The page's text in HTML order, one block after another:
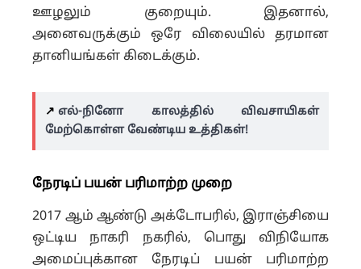
ஊழலும் குறையும். இதனால்,
அனைவருக்கும் ஒரே விலையில் தரமான
தானியங்கள் கிடைக்கும்.
↗️ எல்-நினோ காலத்தில் விவசாயிகள்
மேற்கொள்ள வேண்டிய உத்திகள்!
நேரடிப் பயன் பரிமாற்ற முறை
2017 ஆம் ஆண்டு அக்டோபரில், இராஞ்சியை
ஒட்டிய நாகரி நகரில், பொது விநியோக
அமைப்புக்கான நேரடிப் பயன் பரிமாற்ற